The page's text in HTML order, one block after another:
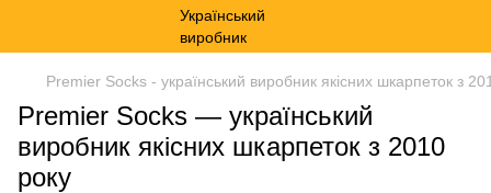
Premier Socks - український виробник якісних шкарпеток з
Premier Socks — український
виробник якісних шкарпеток з 2010
року